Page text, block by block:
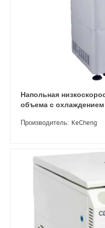
Напольная
объема с охлаждением
Производитель: KeCheng